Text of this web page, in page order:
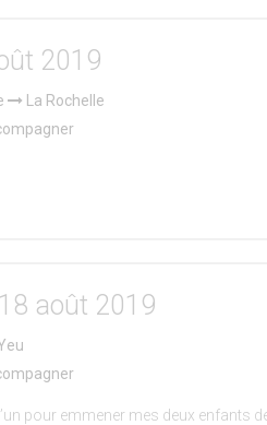
2019
La Rochelle
août 2019
pour emmener mes deux enfants